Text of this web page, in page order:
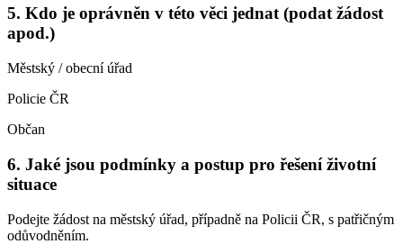
5. Kdo je oprávněn v této věci jednat (podat žádost
apod.)
Městský / obecní úřad
Policie ČR
Občan
6. Jaké jsou podmínky a postup pro řešení životní
situace
Podejte žádost na městský úřad, případně na Policii ČR, s patřičným
odůvodněním.